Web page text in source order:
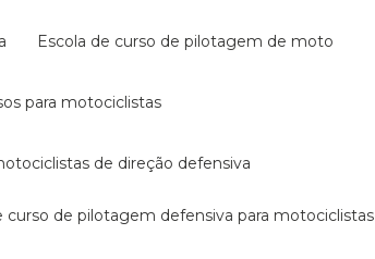
escola de curso de pilotagem de moto
para motociclistas
de direção defensiva
curso de pilotagem defensiva para motociclistas